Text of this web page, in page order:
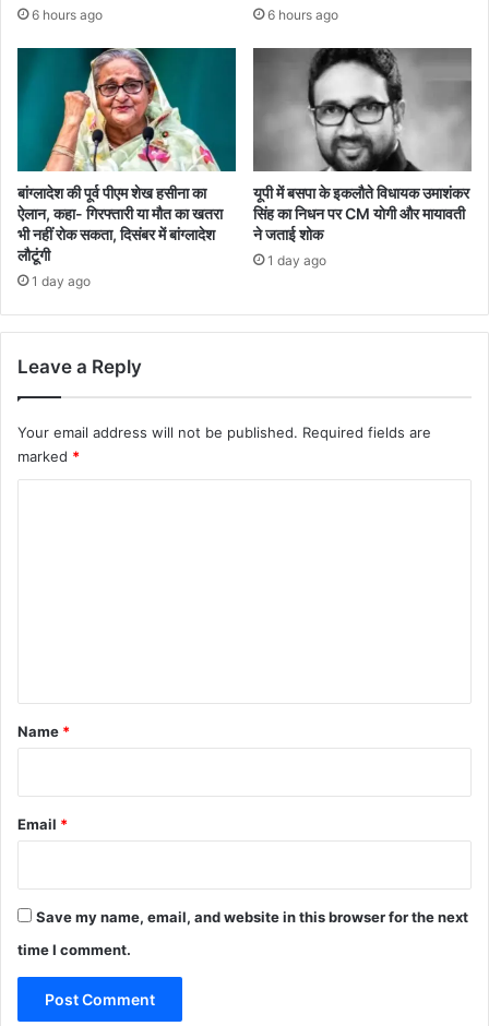
6 hours ago 6 hours ago
बांग्लादेश की पूर्व पीएम शेख हसीना का
ऐलान, कहा- गिरफ्तारी या मौत का खतरा
भी नहीं रोक सकता, दिसंबर में बांग्लादेश
लौटूंगी
1 day ago
यूपी में बसपा के इकलौते विधायक उमाशंकर
सिंह का निधन पर CM याेगी और मायावती
ने जताई शोक
1 day ago
Leave a Reply
Your email address will not be published. Required fields are
marked *
*
Name *
Email *
Save my name, email, and website in this browser for the next
time I comment.